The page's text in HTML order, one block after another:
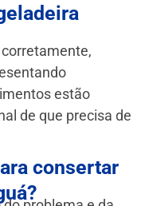
estão
de que precisa de
consertar